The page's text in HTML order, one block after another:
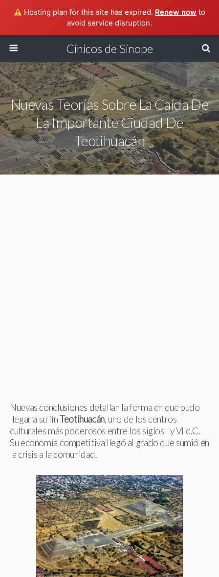
Hosting plan for this site has expired. Renew now to
avoid service disruption.
Cínicos de Sinope
Nuevas Teorías Sobre La Caída De
La Importante Ciudad De
Teotihuacán
Nuevas conclusiones detallan la forma en que pudo
llegar a su finTeotihuacán, uno de los centros
culturales más poderosos entre los siglos I y VI d.C.
Su economía competitiva llegó al grado que sumió en
la crisis a la comunidad.